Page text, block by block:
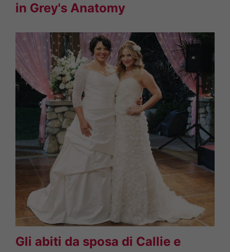
in Grey's Anatomy
Gli abiti da sposa di Callie e